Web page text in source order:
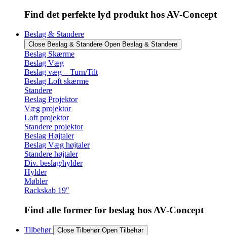
Find det perfekte lyd produkt hos AV-Concept
Beslag & Standere
Close Beslag & Standere Open Beslag & Standere
Beslag Skærme
Beslag Væg
Beslag væg – Turn/Tilt
Beslag Loft skærme
Standere
Beslag Projektor
Væg projektor
Loft projektor
Standere projektor
Beslag Højtaler
Beslag Væg højtaler
Standere højtaler
Div. beslag/hylder
Hylder
Møbler
Rackskab 19″
Find alle former for beslag hos AV-Concept
Tilbehør Close Tilbehør Open Tilbehør